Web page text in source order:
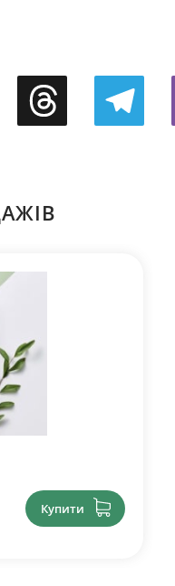
Купити